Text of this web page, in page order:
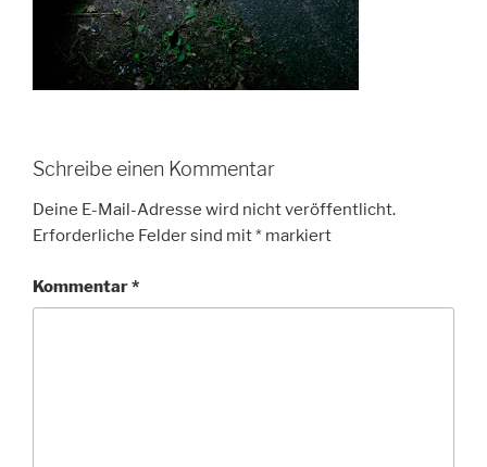
Schreibe einen Kommentar
Deine E-Mail-Adresse wird nicht veröffentlicht.
Erforderliche Felder sind mit* markiert
Kommentar*